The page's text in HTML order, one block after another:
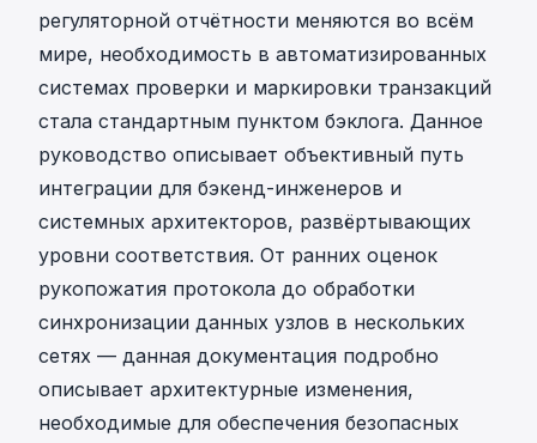
регуляторной отчётности меняются во всём
мире, необходимость в автоматизированных
системах проверки и маркировки транзакций
стала стандартным пунктом бэклога. Данное
руководство описывает объективный путь
интеграции для бэкенд-инженеров и
системных архитекторов, развёртывающих
уровни соответствия. От ранних оценок
рукопожатия протокола до обработки
синхронизации данных узлов в нескольких
сетях — данная документация подробно
описывает архитектурные изменения,
необходимые для обеспечения безопасных